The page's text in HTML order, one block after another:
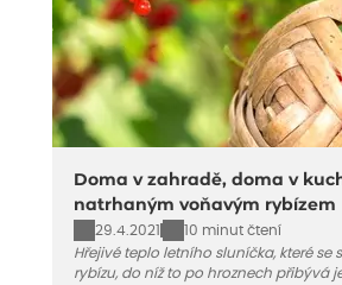
Doma v zahradě, doma v
natrhaným voňavým rybízem
29.4.2021
10 minut čtení
Hřejivé teplo letního sluníčka, které se
rybízu, do níž to po hroznech přibývá